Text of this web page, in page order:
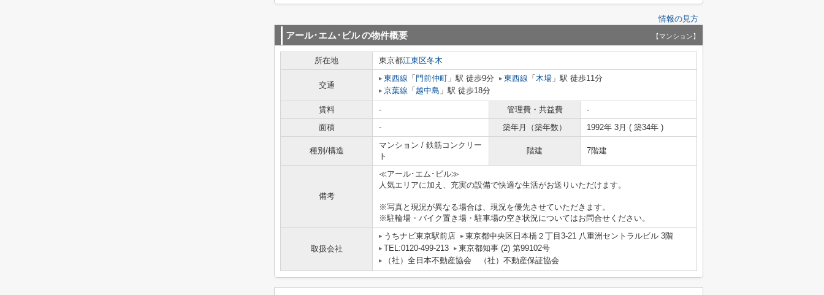
情報の見方
アール･エム･ビルの物件概要 【マンション】
所在地 東京都江東区冬木
交通
東西線 「 門前仲町 」駅 徒歩9分 東西線 「 木場 」駅 徒歩11分
京葉線 「 越中島 」駅 徒歩18分
賃料 - 管理費・共益費
-
面積
- 築年月（築年数） 1992年 3月 ( 築34年 )
種別/構造
マンション / 鉄筋コンクリー
ト
階建 7階建
備考
≪アール･エム･ビル≫
人気エリアに加え、充実の設備で快適な生活がお送りいただけます。
※写真と現況が異なる場合は、現況を優先させていただきます。
※駐輪場・バイク置き場・駐車場の空き状況についてはお問合せください。
取扱会社
うちナビ東京駅前店
東京都中央区日本橋２丁目3-21 八重洲セントラルビル 3階
TEL:0120-499-213
東京都知事 (2) 第99102号
（社）全日本不動産協会 （社）不動産保証協会